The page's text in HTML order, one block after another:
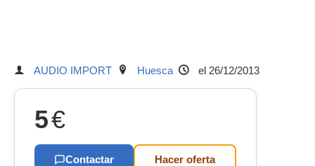
AUDIO IMPORT Huesca el 26/12/2013
5€
Contactar Hacer oferta